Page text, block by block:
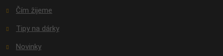
Čím žijeme
Tipy na dárky
Novinky